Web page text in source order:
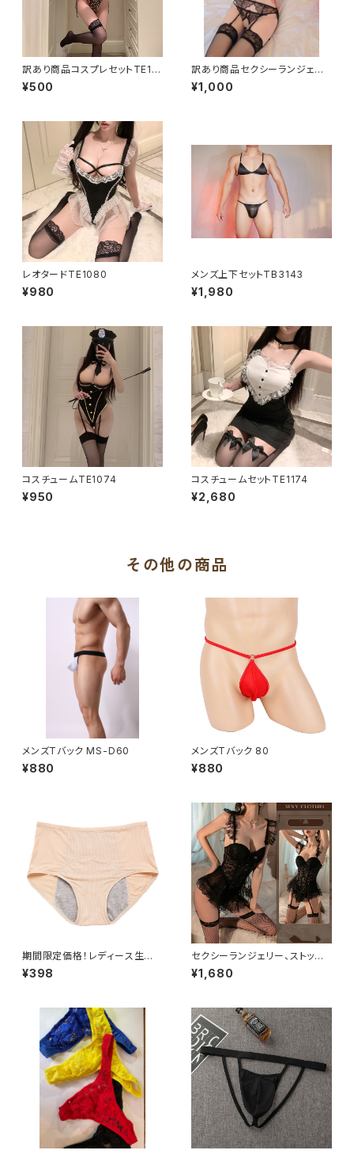
訳あり商品コスプレセットTE111
9
¥500
訳あり商品セクシーランジェリ
ーセットL2622
¥1,000
レオタードTE1080
¥980
メンズ上下セットTB3143
¥1,980
コスチュームTE1074
¥950
コスチュームセットTE1174
¥2,680
その他の商品
メンズTバック MS-D60
¥880
メンズTバック 80
¥880
期間限定価格！レディース生理
用ショーツサニタリーUL8829
¥398
セクシーランジェリー、ストッキ
ングセットTE8907
¥1,680